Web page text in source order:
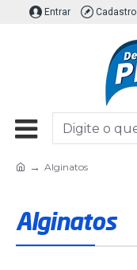
Entrar Cadastro
Alginatos
Alginatos